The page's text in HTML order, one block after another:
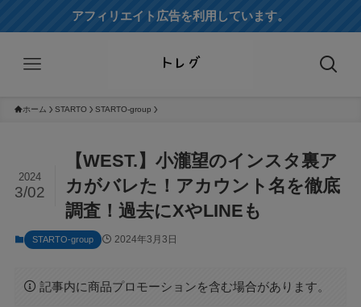
アフィリエイト広告を利用しています。
ホーム STARTO STARTO-group
【WEST.】小瀧望のインスタ裏ア
カがバレた！アカウント名を徹底
調査！過去にXやLINEも
2024
3/02
STARTO-group 2024年3月3日
記事内に商品プロモーションを含む場合があります。